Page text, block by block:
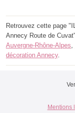
Retrouvez cette page
Annecy Route de
Auvergne-Rhône-Alpes
décoration Annecy.
Mentions